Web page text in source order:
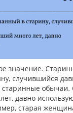
значение.
случившийся
старинные
давно
старая